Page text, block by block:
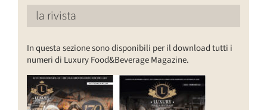
la rivista
In questa sezione sono disponibili per il download tutti i
numeri di Luxury Food&Beverage Magazine.